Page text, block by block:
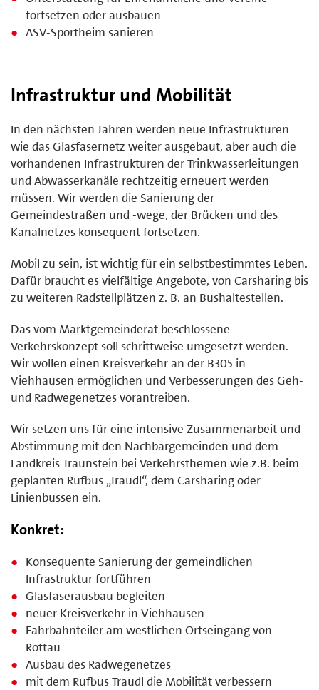
fortsetzen oder ausbauen
ASV-Sportheim sanieren
Infrastruktur und Mobilität
In den nächsten Jahren werden neue Infrastrukturen
wie das Glasfasernetz weiter ausgebaut, aber auch die
vorhandenen Infrastrukturen der Trinkwasserleitungen
und Abwasserkanäle rechtzeitig erneuert werden
müssen. Wir werden die Sanierung der
Gemeindestraßen und -wege, der Brücken und des
Kanalnetzes konsequent fortsetzen.
Mobil zu sein, ist wichtig für ein selbstbestimmtes Leben.
Dafür braucht es vielfältige Angebote, von Carsharing bis
zu weiteren Radstellplätzen z. B. an Bushaltestellen.
Das vom Marktgemeinderat beschlossene
Verkehrskonzept soll schrittweise umgesetzt werden.
Wir wollen einen Kreisverkehr an der B305 in
Viehhausen ermöglichen und Verbesserungen des Geh-
und Radwegenetzes vorantreiben.
Wir setzen uns für eine intensive Zusammenarbeit und
Abstimmung mit den Nachbargemeinden und dem
Landkreis Traunstein bei Verkehrsthemen wie z.B. beim
geplanten Rufbus „Traudl“, dem Carsharing oder
Linienbussen ein.
Konkret:
Konsequente Sanierung der gemeindlichen
Infrastruktur fortführen
Glasfaserausbau begleiten
neuer Kreisverkehr in Viehhausen
Fahrbahnteiler am westlichen Ortseingang von
Rottau
Ausbau des Radwegenetzes
mit dem Rufbus Traudl die Mobilität verbessern